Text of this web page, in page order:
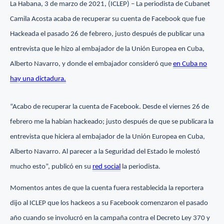
La Habana, 3 de marzo de 2021, (ICLEP) – La periodista de Cubanet
Camila Acosta acaba de recuperar su cuenta de Facebook que fue
Hackeada el pasado 26 de febrero, justo después de publicar una
entrevista que le hizo al embajador de la Unión Europea en Cuba,
Alberto Navarro, y donde el embajador consideró que en Cuba no
hay una dictadura.
“Acabo de recuperar la cuenta de Facebook. Desde el viernes 26 de
febrero me la habían hackeado; justo después de que se publicara la
entrevista que hiciera al embajador de la Unión Europea en Cuba,
Alberto Navarro. Al parecer a la Seguridad del Estado le molestó
mucho esto”, publicó en su red social la periodista.
Momentos antes de que la cuenta fuera restablecida la reportera
dijo al ICLEP que los hackeos a su Facebook comenzaron el pasado
año cuando se involucró en la campaña contra el Decreto Ley 370 y